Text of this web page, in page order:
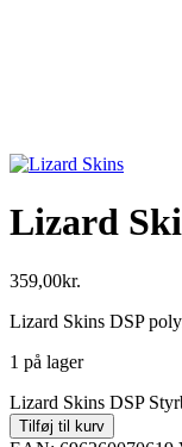
Lizard
359,00kr.
Lizard Skins DSP
1 på lager
Lizard Skins DSP
Tilføj til kurv